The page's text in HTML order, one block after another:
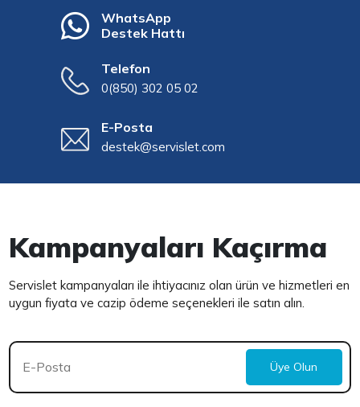
WhatsApp
Destek Hattı
Telefon
0(850) 302 05 02
E-Posta
destek@servislet.com
Kampanyaları Kaçırma
Servislet kampanyaları ile ihtiyacınız olan ürün ve hizmetleri en
uygun fiyata ve cazip ödeme seçenekleri ile satın alın.
Üye Olun